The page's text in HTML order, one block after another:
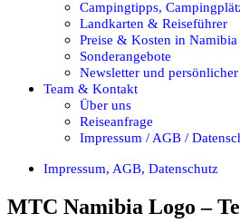
Campingtipps,
Landkarten & Reiseführer
Preise & Kosten in Namibia
Sonderangebote
Newsletter und
Team & Kontakt
Über uns
Reiseanfrage
Impressum / AGB /
Impressum, AGB, Datenschutz
MTC Namibia Logo –